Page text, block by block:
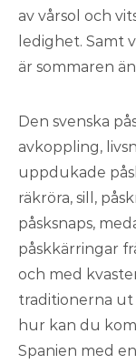
av vårsol och
ledighet. Samt
är sommaren
Den svenska
avkoppling,
uppdukade
räkröra, sill,
påsksnaps,
påskkärringar
och med
traditionerna ut
hur kan du
Spanien med